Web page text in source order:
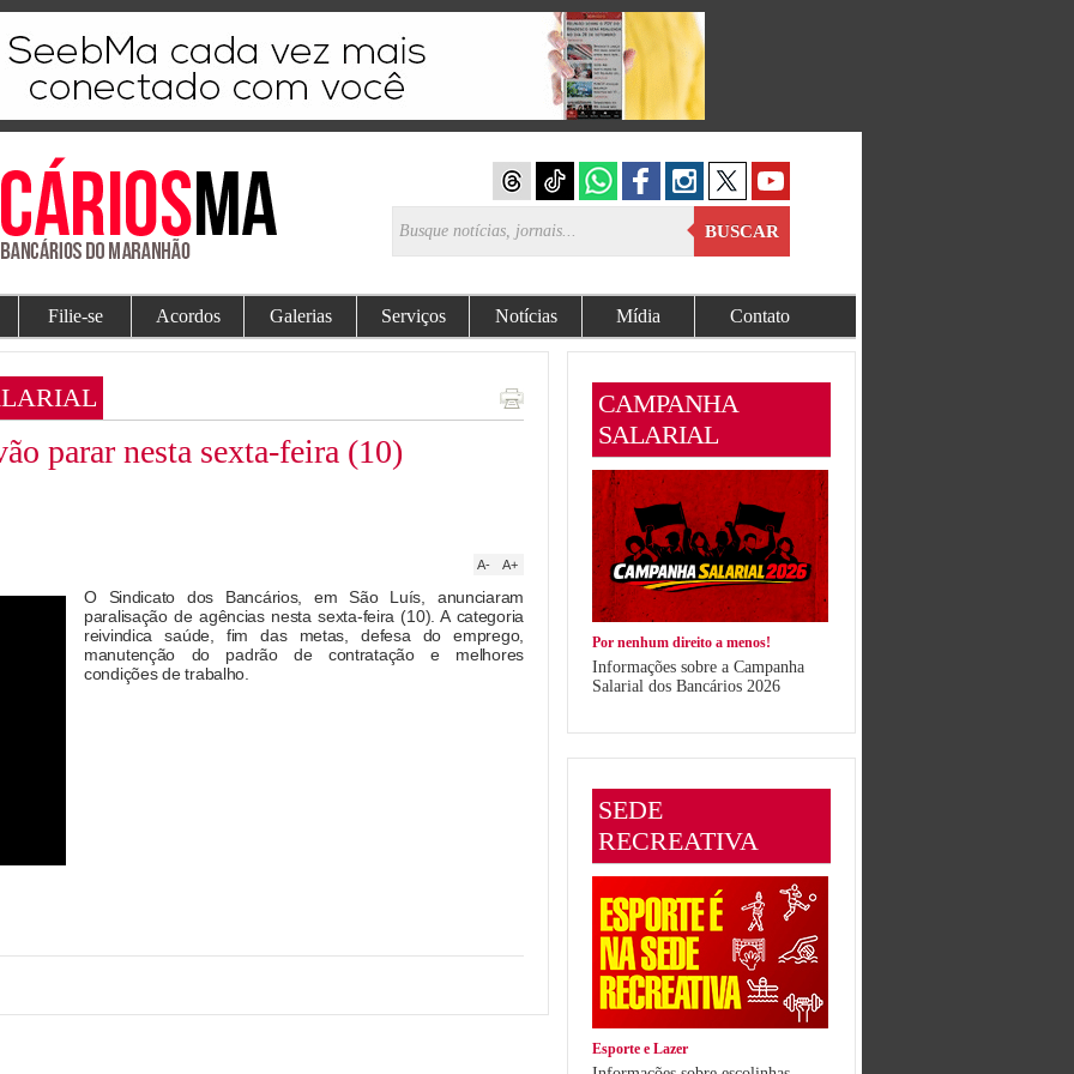
BUSCAR
Filie-se Acordos Galerias Serviços Notícias Mídia Contato
parar nesta sexta-feira (10)
A+
A-
O Sindicato dos Bancários, em São Luís, anunciaram
paralisação de agências nesta sexta-feira (10). A categoria
reivindica saúde, fim das metas, defesa do emprego,
manutenção do padrão de contratação e melhores
condições de trabalho.
CAMPANHA
SALARIAL
Por nenhum direito a menos!
Informações sobre a Campanha
Salarial dos Bancários 2026
SEDE
RECREATIVA
Esporte e Lazer